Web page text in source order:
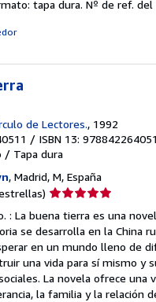
tapa dura. Nº de ref.
de Lectores., 1992
/ ISBN 13:
/ Tapa dura
, Madrid, M, España
Calificación
vendedor:
5
de
5
estrellas
: La buena tierra es una
se desarrolla en la China
en un mundo lleno de
una vida para sí mismo
La novela ofrece una
la familia y la relación